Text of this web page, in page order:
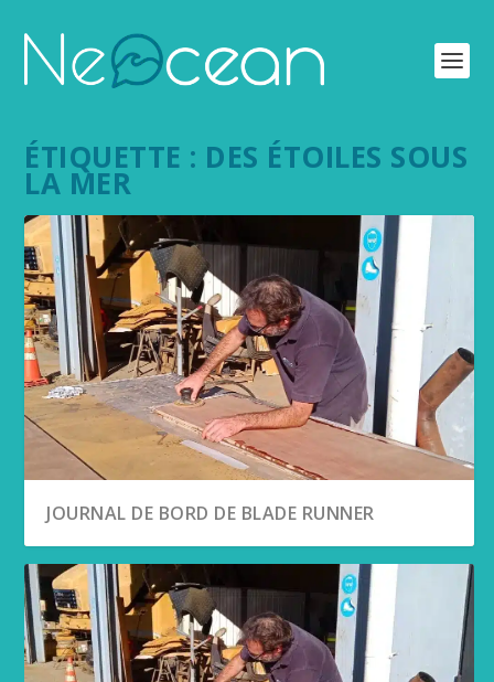
ÉTIQUETTE : DES ÉTOILES SOUS
LA MER
JOURNAL DE BORD DE BLADE RUNNER